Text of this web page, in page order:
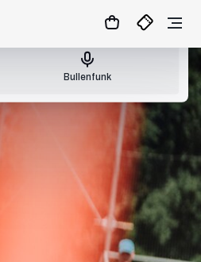
ZUM MATCHCENTER
Nächster Bullenfunk: So., 09.08.26 17:00
Bullenfunk